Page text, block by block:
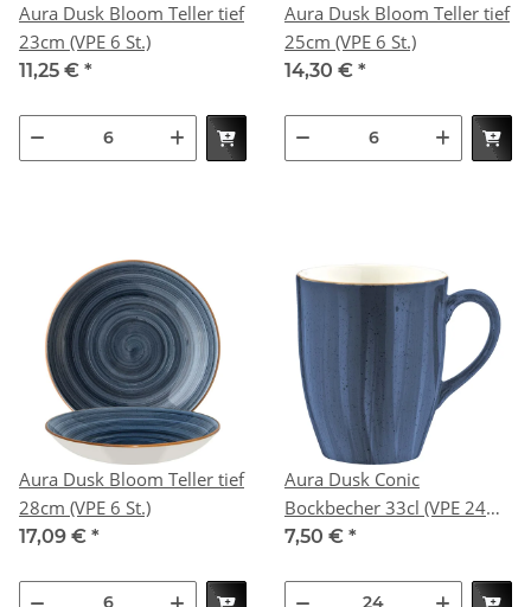
Aura Dusk Bloom Teller tief
23cm (VPE 6 St.)
11,25 € *
Aura Dusk Bloom Teller tief
25cm (VPE 6 St.)
14,30 € *
Aura Dusk Bloom Teller tief
28cm (VPE 6 St.)
17,09 € *
Aura Dusk Conic
Bockbecher 33cl (VPE 24
St.)
7,50 € *